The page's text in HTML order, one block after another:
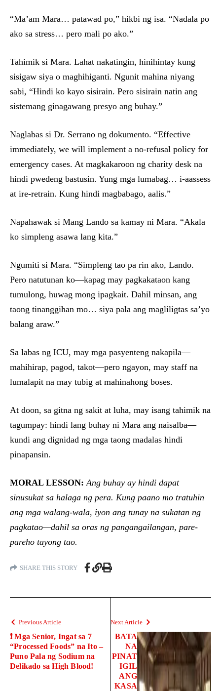
“Ma’am Mara… patawad po,” hikbi ng isa. “Nadala po
ako sa stress… pero mali po ako.”
Tahimik si Mara. Lahat nakatingin, hinihintay kung
sisigaw siya o maghihiganti. Ngunit mahina niyang
sabi, “Hindi ko kayo sisirain. Pero sisirain natin ang
sistemang ginagawang presyo ang buhay.”
Naglabas si Dr. Serrano ng dokumento. “Effective
immediately, we will implement a no-refusal policy for
emergency cases. At magkakaroon ng charity desk na
hindi pwedeng bastusin. Yung mga lumabag… i-aassess
at ire-retrain. Kung hindi magbabago, aalis.”
Napahawak si Mang Lando sa kamay ni Mara. “Akala
ko simpleng asawa lang kita.”
Ngumiti si Mara. “Simpleng tao pa rin ako, Lando.
Pero natutunan ko—kapag may pagkakataon kang
tumulong, huwag mong ipagkait. Dahil minsan, ang
taong tinanggihan mo… siya pala ang magliligtas sa’yo
balang araw.”
Sa labas ng ICU, may mga pasyenteng nakapila—
mahihirap, pagod, takot—pero ngayon, may staff na
lumalapit na may tubig at mahinahong boses.
At doon, sa gitna ng sakit at luha, may isang tahimik na
tagumpay: hindi lang buhay ni Mara ang naisalba—
kundi ang dignidad ng mga taong madalas hindi
pinapansin.
MORAL LESSON: Ang buhay ay hindi dapat
sinusukat sa halaga ng pera. Kung paano mo tratuhin
ang mga walang-wala, iyon ang tunay na sukatan ng
pagkatao—dahil sa oras ng pangangailangan, pare-
pareho tayong tao.
SHARE THIS STORY
Previous Article
❗ Mga Senior, Ingat sa 7
“Processed Foods” na Ito –
Puno Pala ng Sodium na
Delikado sa High Blood!
Next Article
BATA
NA
PINAT
IGIL
ANG
KASA